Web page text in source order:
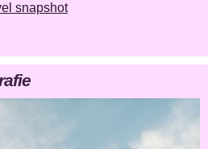
snapshot